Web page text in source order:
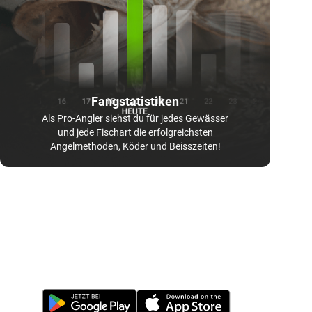
Fangstatistiken
Als Pro-Angler siehst du für jedes Gewässer
und jede Fischart die erfolgreichsten
Angelmethoden, Köder und Beisszeiten!